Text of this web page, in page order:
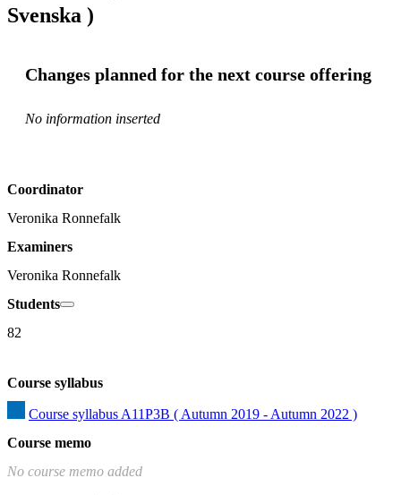
Svenska )
Changes planned for the next course offering
No information inserted
Coordinator
Veronika Ronnefalk
Examiners
Veronika Ronnefalk
Students
82
Course syllabus
Course syllabus A11P3B ( Autumn 2019 - Autumn 2022 )
Course memo
No course memo added